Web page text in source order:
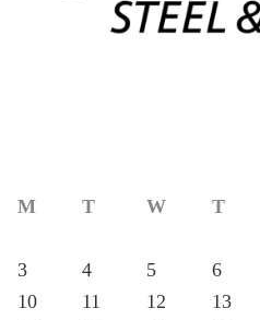
M T W T
3
4 5 6
10
11 12 13